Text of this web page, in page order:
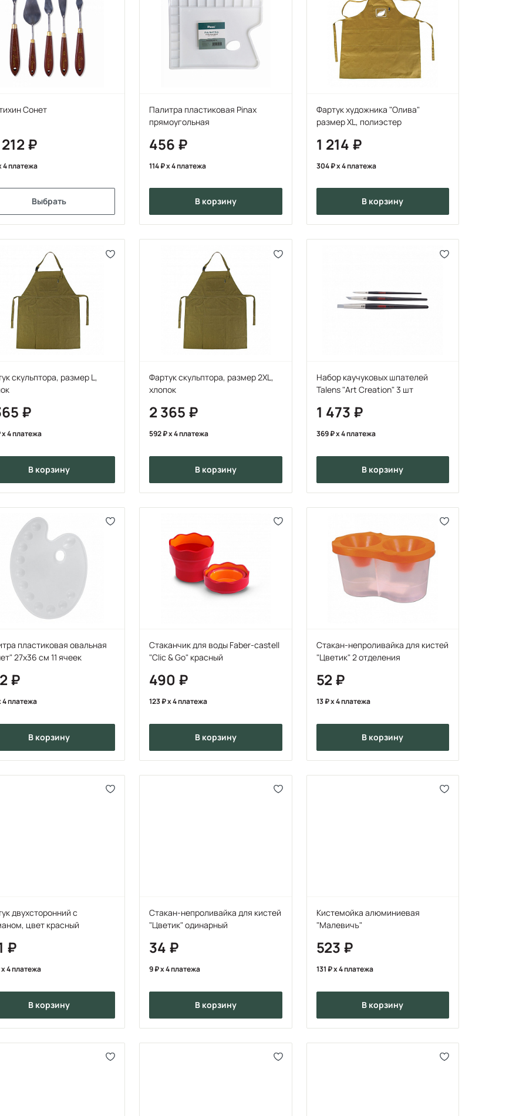
Сонет
4 платежа
Выбрать
Палитра пластиковая Pinax
прямоугольная
456
114 x 4 платежа
в корзину
Фартук художника "Олива"
размер XL, полиэстер
1 214
304 x 4 платежа
в корзину
скульптора, размер L,
x 4 платежа
в корзину
Фартук скульптора, размер 2XL,
хлопок
2 365
592 x 4 платежа
в корзину
Набор каучуковых шпателей
Talens "Art Creation" 3 шт
1 473
369 x 4 платежа
в корзину
пластиковая овальная
27х36 см 11 ячеек
4 платежа
в корзину
Стаканчик для воды Faber-castell
"Clic & Go" красный
490
123 x 4 платежа
в корзину
Стакан-непроливайка для кистей
"Цветик" 2 отделения
52
13 x 4 платежа
в корзину
двухсторонний с
цвет красный
x 4 платежа
в корзину
Стакан-непроливайка для кистей
"Цветик" одинарный
34
9 x 4 платежа
в корзину
Кистемойка алюминиевая
"Малевичъ"
523
131 x 4 платежа
в корзину